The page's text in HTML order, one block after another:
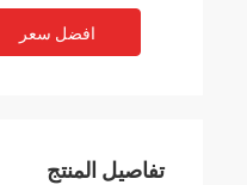
افضل سعر
تفاصيل المنتج